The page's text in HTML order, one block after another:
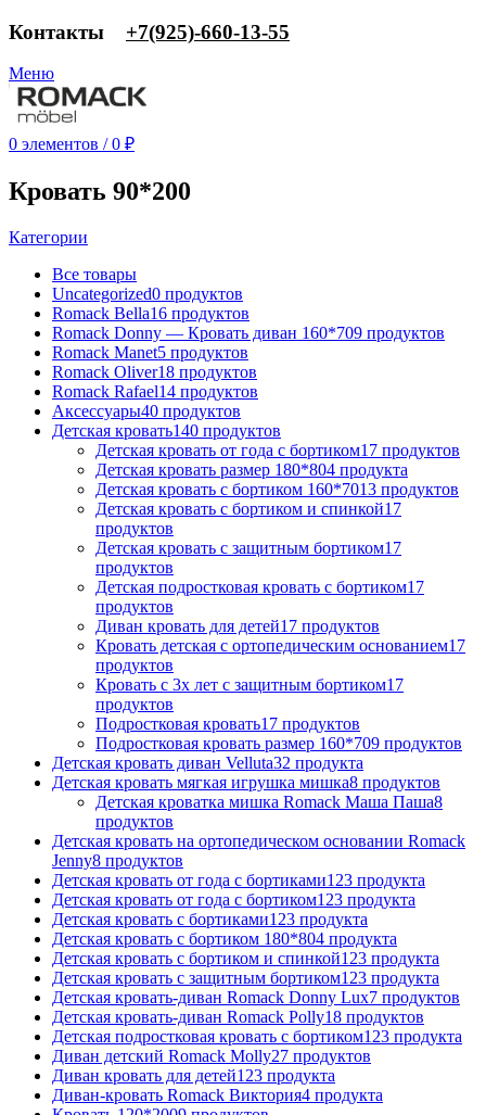
Контакты ‎+7(925)-660-13-55
Меню
0 элементов / 0 ₽
Кровать 90*200
Категории
Все товары
Uncategorized0 продуктов
Romack Bella16 продуктов
Romack Donny — Кровать диван 160*709 продуктов
Romack Manet5 продуктов
Romack Oliver18 продуктов
Romack Rafael14 продуктов
Аксессуары40 продуктов
Детская кровать140 продуктов
Детская кровать от года с бортиком17 продуктов
Детская кровать размер 180*804 продукта
Детская кровать с бортиком 160*7013 продуктов
Детская кровать с бортиком и спинкой17
продуктов
Детская кровать с защитным бортиком17
продуктов
Детская подростковая кровать с бортиком17
продуктов
Диван кровать для детей17 продуктов
Кровать детская с ортопедическим основанием17
продуктов
Кровать с 3х лет с защитным бортиком17
продуктов
Подростковая кровать17 продуктов
Подростковая кровать размер 160*709 продуктов
Детская кровать диван Velluta32 продукта
Детская кровать мягкая игрушка мишка8 продуктов
Детская кроватка мишка Romack Маша Паша8
продуктов
Детская кровать на ортопедическом основании Romack
Jenny8 продуктов
Детская кровать от года с бортиками123 продукта
Детская кровать от года с бортиком123 продукта
Детская кровать с бортиками123 продукта
Детская кровать с бортиком 180*804 продукта
Детская кровать с бортиком и спинкой123 продукта
Детская кровать с защитным бортиком123 продукта
Детская кровать-диван Romack Donny Lux7 продуктов
Детская кровать-диван Romack Polly18 продуктов
Детская подростковая кровать с бортиком123 продукта
Диван детский Romack Molly27 продуктов
Диван кровать для детей123 продукта
Диван-кровать Romack Виктория4 продукта